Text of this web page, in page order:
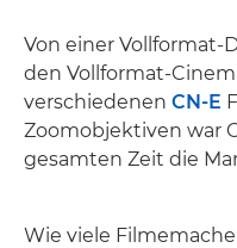
Von einer Vollformat-
den Vollformat-
verschiedenen CN-E
Zoomobjektiven war
gesamten Zeit die
Wie viele